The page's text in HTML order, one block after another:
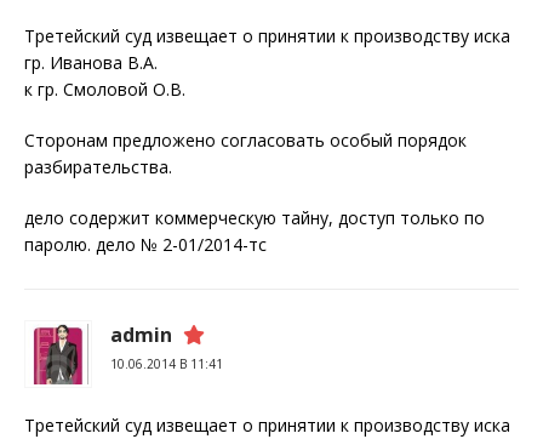
Третейский суд извещает о принятии к производству иска
гр. Иванова В.А.
к гр. Смоловой О.В.
Сторонам предложено согласовать особый порядок
разбирательства.
дело содержит коммерческую тайну, доступ только по
паролю. дело № 2-01/2014-тс
admin
10.06.2014 В 11:41
Третейский суд извещает о принятии к производству иска